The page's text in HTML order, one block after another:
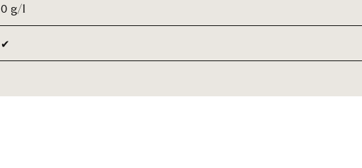
0 g/l
✔